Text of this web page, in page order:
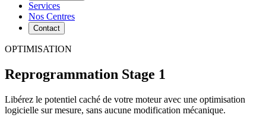
Services
Nos Centres
Contact
OPTIMISATION
Reprogrammation Stage 1
Libérez le potentiel caché de votre moteur avec une optimisation
logicielle sur mesure, sans aucune modification mécanique.